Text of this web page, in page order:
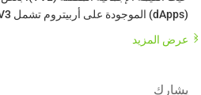
* هذه المقدمة تم إنشاؤها بواسطة ترجمة
عرض المزيد
يشارك